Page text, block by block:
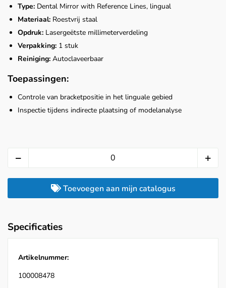
Type: Dental Mirror with Reference Lines, lingual
Materiaal: Roestvrij staal
Opdruk: Lasergeëtste millimeterverdeling
Verpakking: 1 stuk
Reiniging: Autoclaveerbaar
Toepassingen:
Controle van bracketpositie in het linguale gebied
Inspectie tijdens indirecte plaatsing of modelanalyse
Toevoegen aan mijn catalogus
Specificaties
Artikelnummer:
100008478